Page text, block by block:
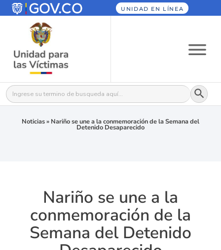
UNIDAD EN LÍNEA
Buscar: Botón
Noticias» Nariño se une a la conmemoración de la Semana del
Detenido Desaparecido
Nariño se une a la
conmemoración de la
Semana del Detenido